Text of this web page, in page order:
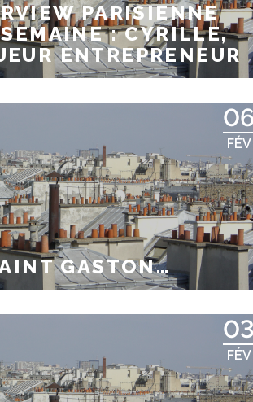
PARISIENNE
: CYRILLE,
ENTREPRENEUR
06
FÉV
GASTON…
03
FÉV